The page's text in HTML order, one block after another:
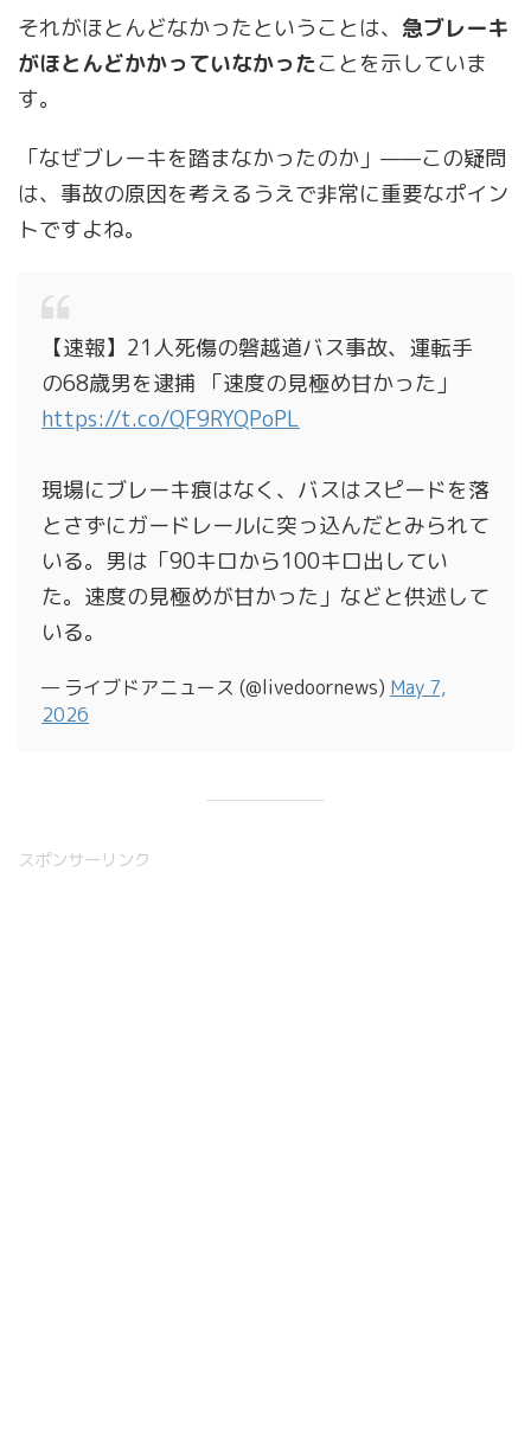
それがほとんどなかったということは、 急ブレーキ
がほとんどかかっていなかったことを示していま
す。
「なぜブレーキを踏まなかったのか」——この疑問
は、事故の原因を考えるうえで非常に重要なポイン
トですよね。
【速報】21人死傷の磐越道バス事故、運転手
の68歳男を逮捕 「速度の見極め甘かった」
https://t.co/QF9RYQPoPL
現場にブレーキ痕はなく、バスはスピードを落
とさずにガードレールに突っ込んだとみられて
いる。男は「90キロから100キロ出してい
た。速度の見極めが甘かった」などと供述して
いる。
— ライブドアニュース (@livedoornews) May 7,
2026
スポンサーリンク